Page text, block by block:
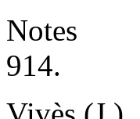
Notes
914.